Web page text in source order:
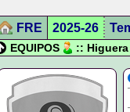
FRE 2025-26
EQUIPOS
::